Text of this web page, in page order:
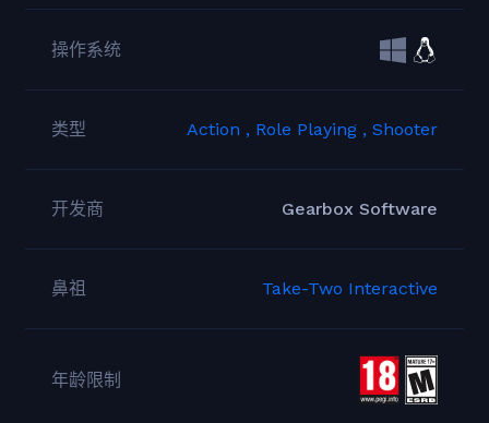
操作系统
类型 Action , Role Playing , Shooter
开发商 Gearbox Software
鼻祖 Take-Two Interactive
年龄限制